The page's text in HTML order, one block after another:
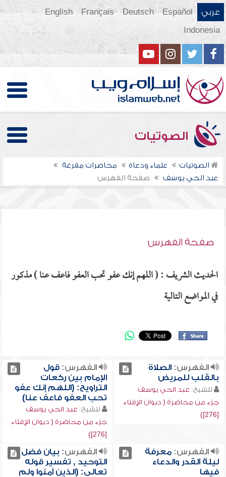
عربي Español
Deutsch
Français
English
Indonesia
الصوتيات
الصوتيات علماء ودعاة
محاضرات مفرغة
عبد الحي يوسف
صفحة الفهرس
صفحة الفهرس
الحديث الشريف : ( اللهم إنك عفو تحب العفو فاعف عنا ) مذكور
في المواضع التالية
الفهرس:الصلاة
بالقلب للمريض
للشيخ: عبد الحي يوسف
جزء من محاضرة ( ديوان الإفتاء
[276])
الفهرس:قول
الإمام بين ركعات
التراويح: (اللهم إنك عفو
تحب العفو فاعف عنا)
للشيخ: عبد الحي يوسف
جزء من محاضرة ( ديوان الإفتاء
[276])
الفهرس:معرفة
ليلة القدر والدعاء
فيها
الفهرس: بيان فضل
التوحيد , تفسير قوله
تعالى: (الذين آمنوا ولم